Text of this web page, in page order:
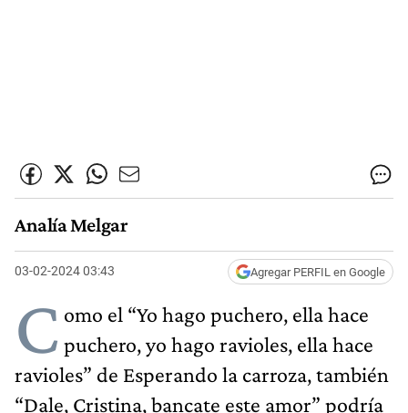
Analía Melgar
03-02-2024 03:43 Agregar PERFIL en Google
C omo el “Yo hago puchero, ella hace
puchero, yo hago ravioles, ella hace
ravioles” de Esperando la carroza, también
“Dale, Cristina, bancate este amor” podría